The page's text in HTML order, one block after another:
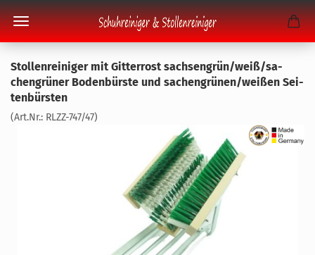
Stol­len­rei­ni­ger mit Git­ter­rost sach­sen­grün/weiß/sa­
chen­grü­ner Bo­den­bürs­te und sa­chen­grü­nen/wei­ßen Sei­
ten­bürs­ten
(Art.Nr.: RLZZ-​747/47)